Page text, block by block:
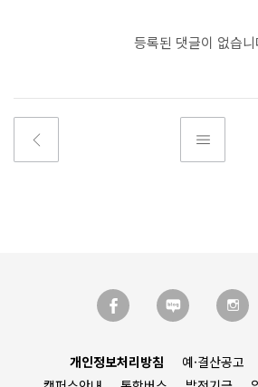
등록된 댓글이 없습니
개인정보처리방침 예·결산공고